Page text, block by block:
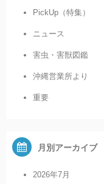
PickUp（特集）
ニュース
害虫・害獣図鑑
沖縄営業所より
重要
月別アーカイブ
2026年7月